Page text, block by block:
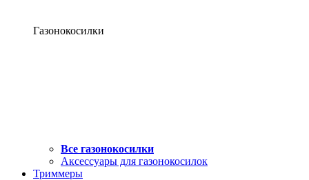
Газонокосилки
Все газонокосилки
Аксессуары для газонокосилок
Триммеры